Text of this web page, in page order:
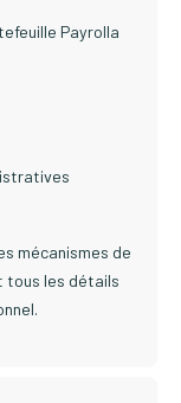
Payrolla
mécanismes de
tous les détails